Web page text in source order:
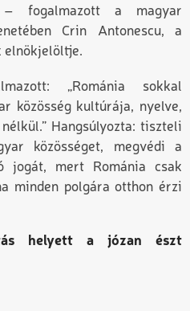
– fogalmazott a magyar
Crin Antonescu, a
elnökjelöltje.
„Románia sokkal
közösség kultúrája, nyelve,
Hangsúlyozta: tiszteli
közösséget, megvédi a
jogát, mert Románia csak
minden polgára otthon érzi
helyett a józan észt